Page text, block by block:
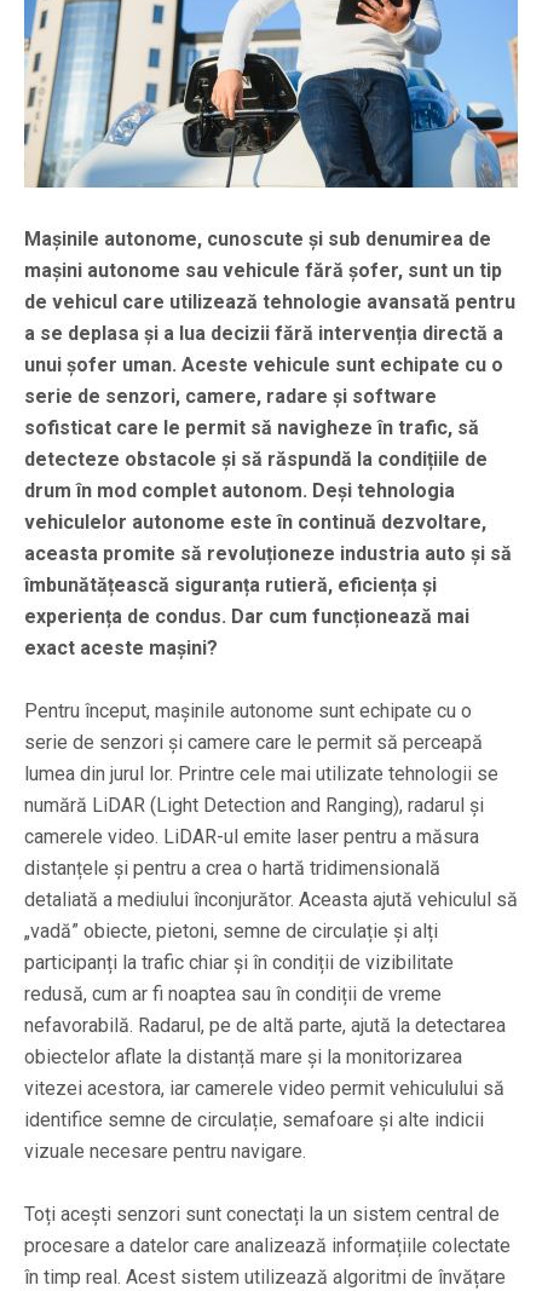
Mașinile autonome, cunoscute și sub denumirea de
mașini autonome sau vehicule fără șofer, sunt un tip
de vehicul care utilizează tehnologie avansată pentru
a se deplasa și a lua decizii fără intervenția directă a
unui șofer uman. Aceste vehicule sunt echipate cu o
serie de senzori, camere, radare și software
sofisticat care le permit să navigheze în trafic, să
detecteze obstacole și să răspundă la condițiile de
drum în mod complet autonom. Deși tehnologia
vehiculelor autonome este în continuă dezvoltare,
aceasta promite să revoluționeze industria auto și să
îmbunătățească siguranța rutieră, eficiența și
experiența de condus. Dar cum funcționează mai
exact aceste mașini?
Pentru început, mașinile autonome sunt echipate cu o
serie de senzori și camere care le permit să perceapă
lumea din jurul lor. Printre cele mai utilizate tehnologii se
numără LiDAR (Light Detection and Ranging), radarul și
camerele video. LiDAR-ul emite laser pentru a măsura
distanțele și pentru a crea o hartă tridimensională
detaliată a mediului înconjurător. Aceasta ajută vehiculul să
„vadă” obiecte, pietoni, semne de circulație și alți
participanți la trafic chiar și în condiții de vizibilitate
redusă, cum ar fi noaptea sau în condiții de vreme
nefavorabilă. Radarul, pe de altă parte, ajută la detectarea
obiectelor aflate la distanță mare și la monitorizarea
vitezei acestora, iar camerele video permit vehiculului să
identifice semne de circulație, semafoare și alte indicii
vizuale necesare pentru navigare.
Toți acești senzori sunt conectați la un sistem central de
procesare a datelor care analizează informațiile colectate
în timp real. Acest sistem utilizează algoritmi de învățare